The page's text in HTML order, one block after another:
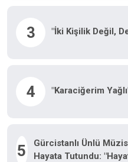
3 "İki Kişilik Değil,
4 "Karaciğerim
5
Gürcistanlı Ünlü
Hayata Tutundu: